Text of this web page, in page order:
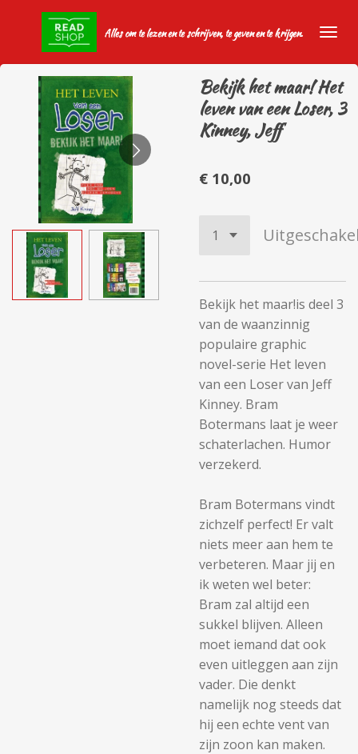
hoofdinhoud
Alles om te lezen en te schrijven, te geven en te krijgen.
Bekijk het maar! Het
leven van een Loser, 3
Kinney, Jeff
€ 10,00
Bekijk het maar!is deel 3
van de waanzinnig
populaire graphic
novel-serie Het leven
van een Loser van Jeff
Kinney. Bram
Botermans laat je weer
schaterlachen. Humor
verzekerd.
Bram Botermans vindt
zichzelf perfect! Er valt
niets meer aan hem te
verbeteren. Maar jij en
ik weten wel beter:
Bram zal altijd een
sukkel blijven. Alleen
moet iemand dat ook
even uitleggen aan zijn
vader. Die denkt
namelijk nog steeds dat
hij een echte vent van
zijn zoon kan maken.